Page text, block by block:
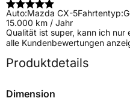
Auto:Mazda CX-5Fahrtentyp:
15.000 km / Jahr
Qualität ist super, kann ich nur
alle Kundenbewertungen
Produktdetails
Dimension